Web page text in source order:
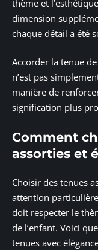
thème et
dimension
chaque détail a été
Accorder la tenue
n’est pas
manière de
signification plus
Comment
assorties et
Choisir des tenues
attention
doit respecter le
de l’enfant. Voici
tenues avec